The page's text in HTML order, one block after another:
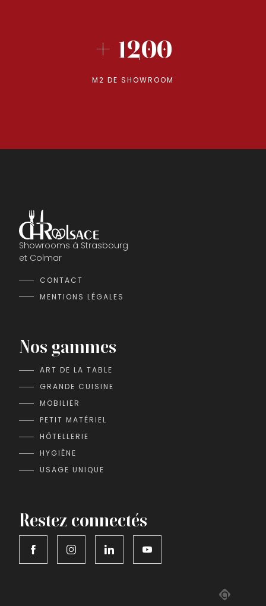
+ 1200
M2 DE SHOWROOM
Showrooms à Strasbourg
et Colmar
CONTACT
MENTIONS LÉGALES
Nos gammes
ART DE LA TABLE
GRANDE CUISINE
MOBILIER
PETIT MATÉRIEL
HÔTELLERIE
HYGIÈNE
USAGE UNIQUE
Restez connectés
Adipso,